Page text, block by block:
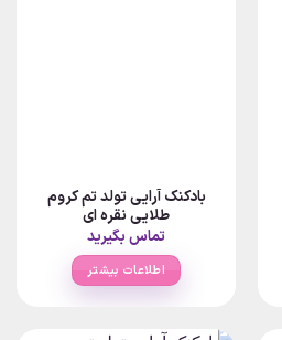
بادکنک آرایی تولد تم کروم
طلایی نقره ای
تماس بگیرید
اطلاعات بیشتر